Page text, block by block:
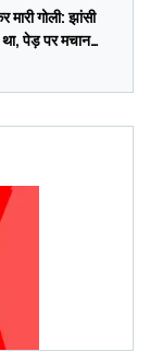
मारी गोली: झांसी
था, पेड़ पर मचान